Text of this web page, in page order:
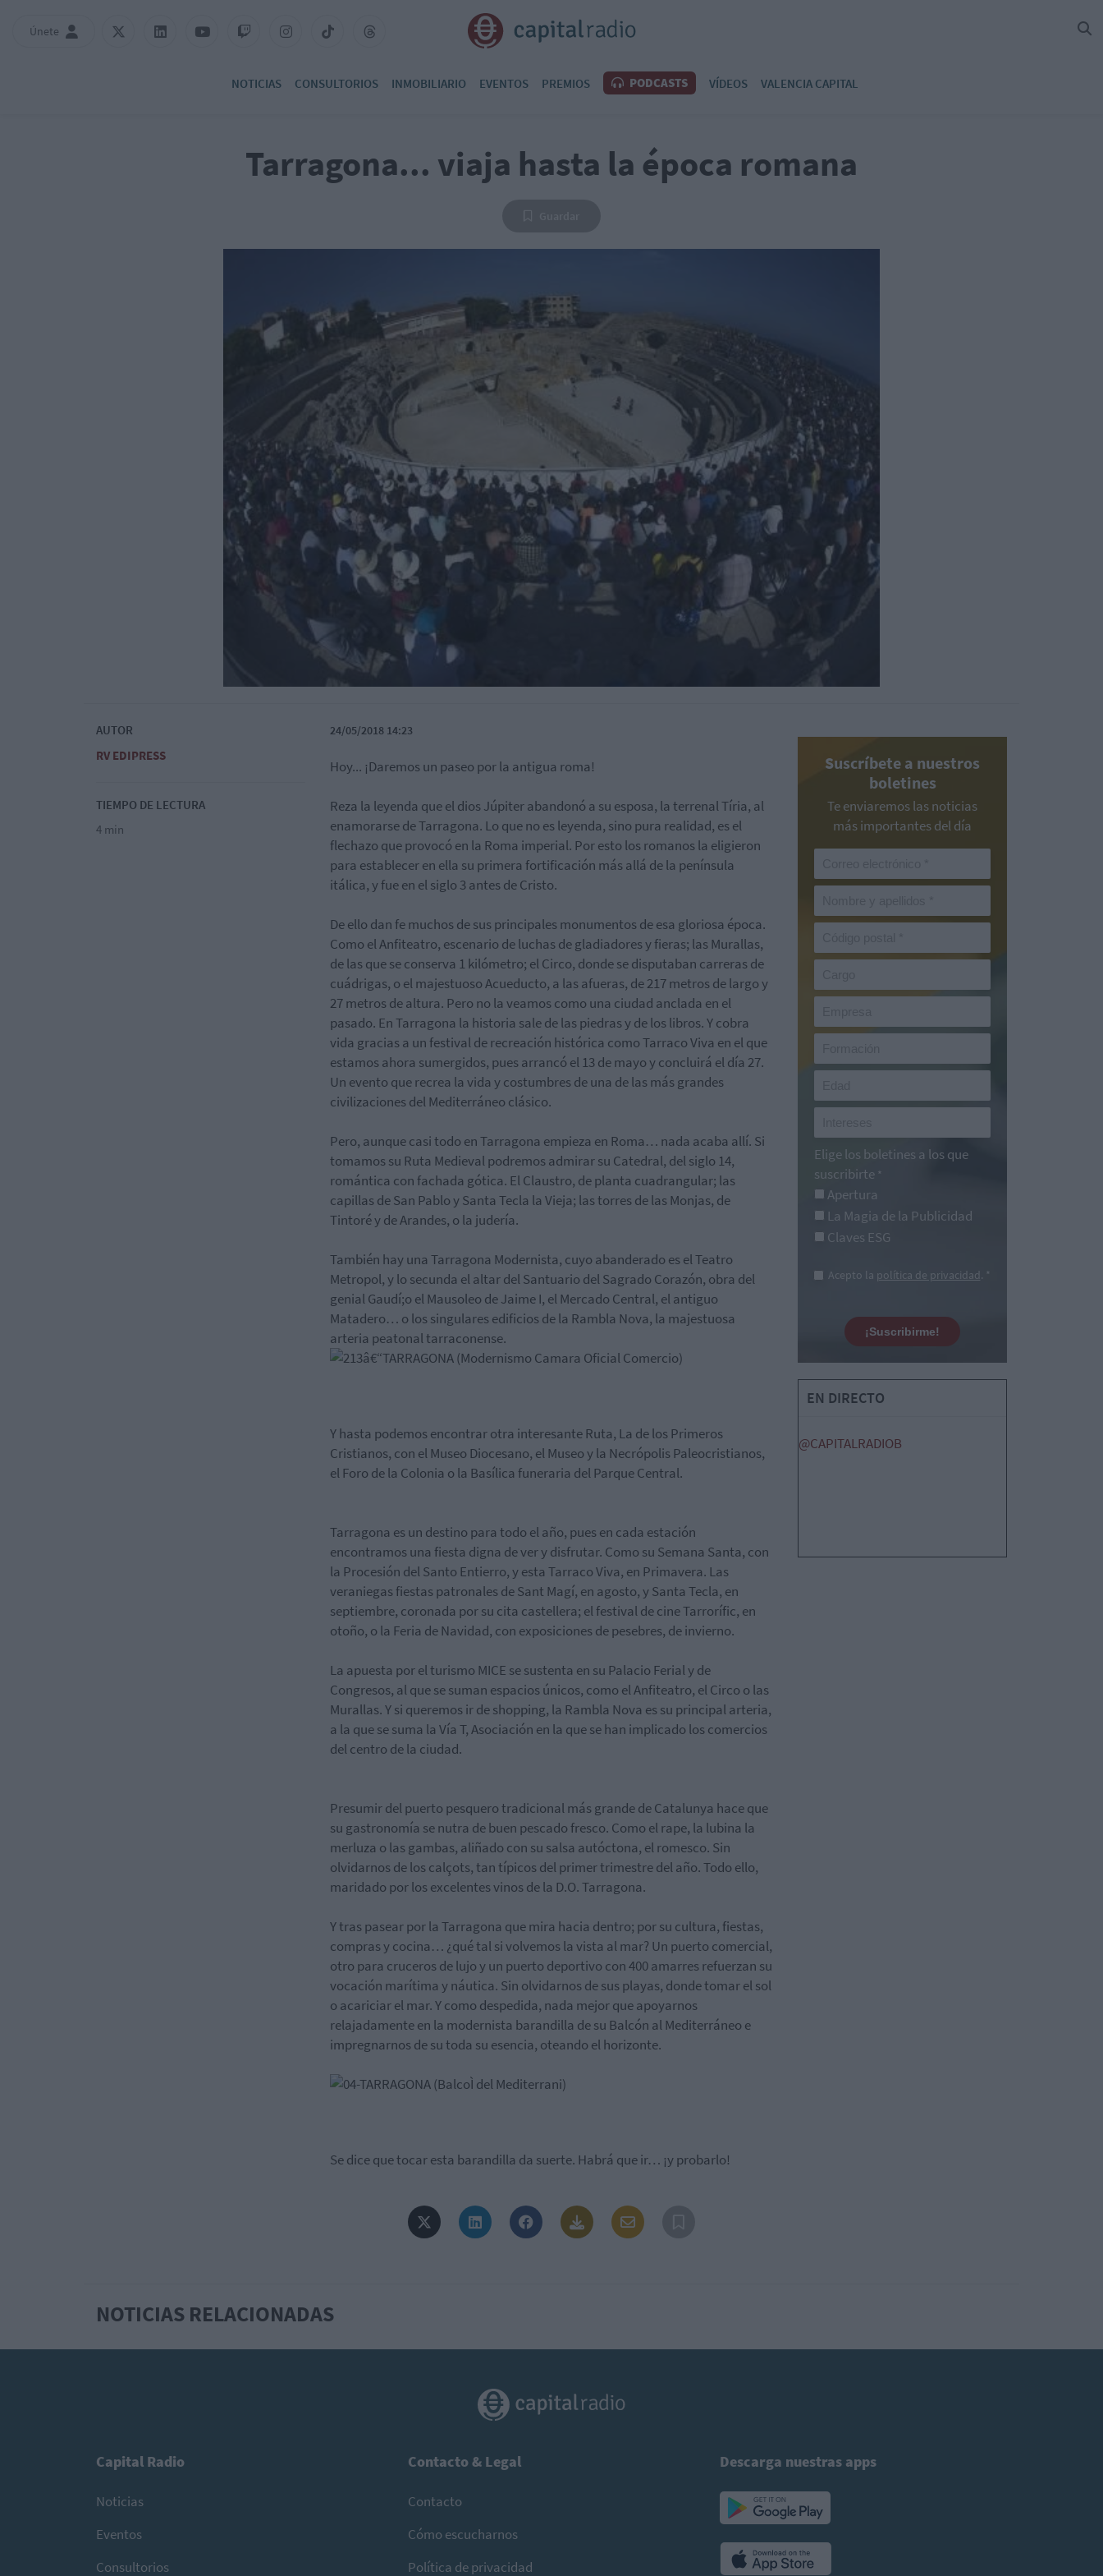
Únete
NOTICIAS CONSULTORIOS INMOBILIARIO EVENTOS PREMIOS PODCASTS VÍDEOS VALENCIA CAPITAL
Tarragona... viaja hasta la época romana
AUTOR
RV EDIPRESS
TIEMPO DE LECTURA
4 min
24/05/2018 14:23
Hoy... ¡Daremos un paseo por la antigua roma!
Reza la leyenda que el dios Júpiter abandonó a su esposa, la terrenal Tíria, al
enamorarse de Tarragona. Lo que no es leyenda, sino pura realidad, es el
flechazo que provocó en la Roma imperial. Por esto los romanos la eligieron
para establecer en ella su primera fortificación más allá de la península
itálica, y fue en el siglo 3 antes de Cristo.
De ello dan fe muchos de sus principales monumentos de esa gloriosa época.
Como el Anfiteatro, escenario de luchas de gladiadores y fieras; las Murallas,
de las que se conserva 1 kilómetro; el Circo, donde se disputaban carreras de
cuádrigas, o el majestuoso Acueducto, a las afueras, de 217 metros de largo y
27 metros de altura. Pero no la veamos como una ciudad anclada en el
pasado. En Tarragona la historia sale de las piedras y de los libros. Y cobra
vida gracias a un festival de recreación histórica como Tarraco Viva en el que
estamos ahora sumergidos, pues arrancó el 13 de mayo y concluirá el día 27.
Un evento que recrea la vida y costumbres de una de las más grandes
civilizaciones del Mediterráneo clásico.
Pero, aunque casi todo en Tarragona empieza en Roma… nada acaba allí. Si
tomamos su Ruta Medieval podremos admirar su Catedral, del siglo 14,
romántica con fachada gótica. El Claustro, de planta cuadrangular; las
capillas de San Pablo y Santa Tecla la Vieja; las torres de las Monjas, de
Tintoré y de Arandes, o la judería.
También hay una Tarragona Modernista, cuyo abanderado es el Teatro
Metropol, y lo secunda el altar del Santuario del Sagrado Corazón, obra del
genial Gaudí;o el Mausoleo de Jaime I, el Mercado Central, el antiguo
Matadero… o los singulares edificios de la Rambla Nova, la majestuosa
arteria peatonal tarraconense.
Y hasta podemos encontrar otra interesante Ruta, La de los Primeros
Cristianos, con el Museo Diocesano, el Museo y la Necrópolis Paleocristianos,
el Foro de la Colonia o la Basílica funeraria del Parque Central.
Tarragona es un destino para todo el año, pues en cada estación
encontramos una fiesta digna de ver y disfrutar. Como su Semana Santa, con
la Procesión del Santo Entierro, y esta Tarraco Viva, en Primavera. Las
veraniegas fiestas patronales de Sant Magí, en agosto, y Santa Tecla, en
septiembre, coronada por su cita castellera; el festival de cine Tarrorífic, en
otoño, o la Feria de Navidad, con exposiciones de pesebres, de invierno.
La apuesta por el turismo MICE se sustenta en su Palacio Ferial y de
Congresos, al que se suman espacios únicos, como el Anfiteatro, el Circo o las
Murallas. Y si queremos ir de shopping, la Rambla Nova es su principal arteria,
a la que se suma la Vía T, Asociación en la que se han implicado los comercios
del centro de la ciudad.
Presumir del puerto pesquero tradicional más grande de Catalunya hace que
su gastronomía se nutra de buen pescado fresco. Como el rape, la lubina la
merluza o las gambas, aliñado con su salsa autóctona, el romesco. Sin
olvidarnos de los calçots, tan típicos del primer trimestre del año. Todo ello,
maridado por los excelentes vinos de la D.O. Tarragona.
Y tras pasear por la Tarragona que mira hacia dentro; por su cultura, fiestas,
compras y cocina… ¿qué tal si volvemos la vista al mar? Un puerto comercial,
otro para cruceros de lujo y un puerto deportivo con 400 amarres refuerzan su
vocación marítima y náutica. Sin olvidarnos de sus playas, donde tomar el sol
o acariciar el mar. Y como despedida, nada mejor que apoyarnos
relajadamente en la modernista barandilla de su Balcón al Mediterráneo e
impregnarnos de su toda su esencia, oteando el horizonte.
Se dice que tocar esta barandilla da suerte. Habrá que ir… ¡y probarlo!
Suscríbete a nuestros
boletines
Te enviaremos las noticias
más importantes del día
Elige los boletines a los que
suscribirte *
Apertura
La Magia de la Publicidad
Claves ESG
Acepto la política de privacidad. *
¡Suscribirme!
EN DIRECTO
@CAPITALRADIOB
NOTICIAS RELACIONADAS
Capital Radio
Noticias
Eventos
Consultorios
Contacto & Legal
Contacto
Cómo escucharnos
Política de privacidad
Descarga nuestras apps